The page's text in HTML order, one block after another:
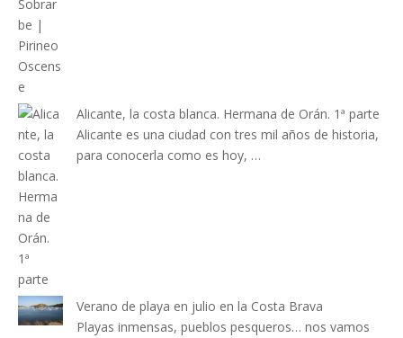
Alicante, la costa blanca. Hermana de Orán. 1ª parte
Alicante es una ciudad con tres mil años de historia,
para conocerla como es hoy, …
Verano de playa en julio en la Costa Brava
Playas inmensas, pueblos pesqueros… nos vamos